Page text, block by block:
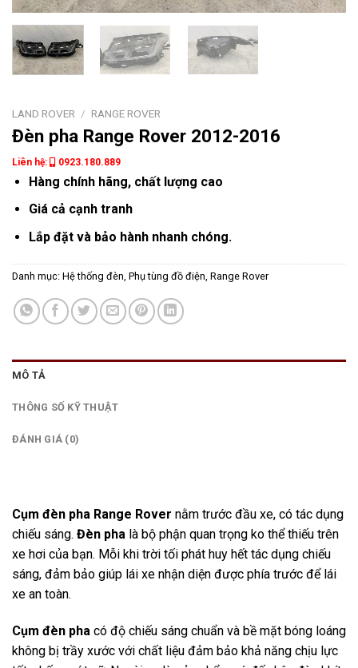
LAND ROVER / RANGE ROVER
Đèn pha Range Rover 2012-2016
Liên hệ: 0923.180.889
Hàng chính hãng, chất lượng cao
Giá cả cạnh tranh
Lắp đặt và bảo hành nhanh chóng.
Danh mục: Hệ thống đèn Phụ tùng đồ điện Range Rover
MÔ TẢ
THÔNG SỐ KỸ THUẬT
ĐÁNH GIÁ (0)
Cụm đèn pha Range Rover nằm trước đầu xe, có tác dụng
chiếu sáng. Đèn pha là bộ phận quan trọng ko thể thiếu trên
xe hơi của bạn. Mỗi khi trời tối phát huy hết tác dụng chiếu
sáng, đảm bảo giúp lái xe nhận diện được phía trước để lái
xe an toàn.
Cụm đèn pha có độ chiếu sáng chuẩn và bề mặt bóng loáng
không bị trầy xước với chất liệu đảm bảo khả năng chịu lực